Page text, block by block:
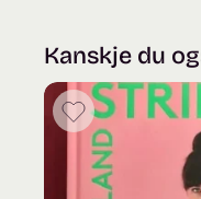
Kanskje du